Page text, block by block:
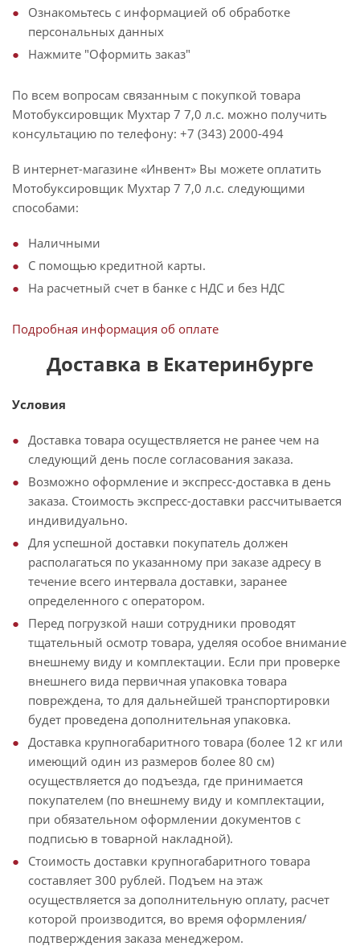
Ознакомьтесь с информацией об обработке
персональных данных
Нажмите "Оформить заказ"
По всем вопросам связанным с покупкой товара
Мотобуксировщик Мухтар 7 7,0 л.с. можно получить
консультацию по телефону: +7 (343) 2000-494
В интернет-магазине «Инвент» Вы можете оплатить
Мотобуксировщик Мухтар 7 7,0 л.с. следующими
способами:
Наличными
С помощью кредитной карты.
На расчетный счет в банке с НДС и без НДС
Подробная информация об оплате
Доставка в Екатеринбурге
Условия
Доставка товара осуществляется не ранее чем на
следующий день после согласования заказа.
Возможно оформление и экспресс-доставка в день
заказа. Стоимость экспресс-доставки рассчитывается
индивидуально.
Для успешной доставки покупатель должен
располагаться по указанному при заказе адресу в
течение всего интервала доставки, заранее
определенного с оператором.
Перед погрузкой наши сотрудники проводят
тщательный осмотр товара, уделяя особое внимание
внешнему виду и комплектации. Если при проверке
внешнего вида первичная упаковка товара
повреждена, то для дальнейшей транспортировки
будет проведена дополнительная упаковка.
Доставка крупногабаритного товара (более 12 кг или
имеющий один из размеров более 80 см)
осуществляется до подъезда, где принимается
покупателем (по внешнему виду и комплектации,
при обязательном оформлении документов с
подписью в товарной накладной).
Стоимость доставки крупногабаритного товара
составляет 300 рублей. Подъем на этаж
осуществляется за дополнительную оплату, расчет
которой производится, во время оформления/
подтверждения заказа менеджером.